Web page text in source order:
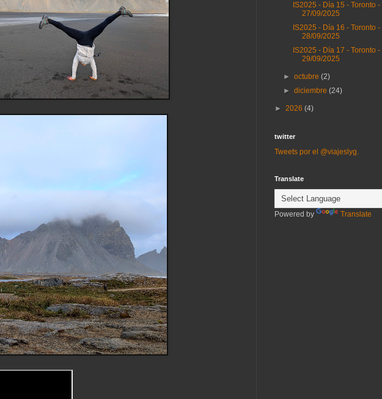
IS2025 - Día 15 - Toronto -
27/09/2025
IS2025 - Día 16 - Toronto -
28/09/2025
IS2025 - Día 17 - Toronto -
29/09/2025
►octubre(2)
►diciembre(24)
► 2026 (4)
twitter
Tweets por el @viajeslyg.
Translate
Powered by Translate